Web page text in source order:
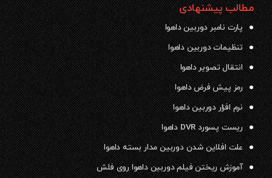
مطالب پیشنهادی
پارت نامبر دوربین داهوا
تنظیمات دوربین داهوا
انتقال تصویر داهوا
رمز پیش فرض داهوا
نرم افزار دوربین داهوا
ریست پسورد DVR داهوا
علت افلاین شدن دوربین مدار بسته داهوا
آموزش ریختن فیلم دوربین داهوا روی فلش